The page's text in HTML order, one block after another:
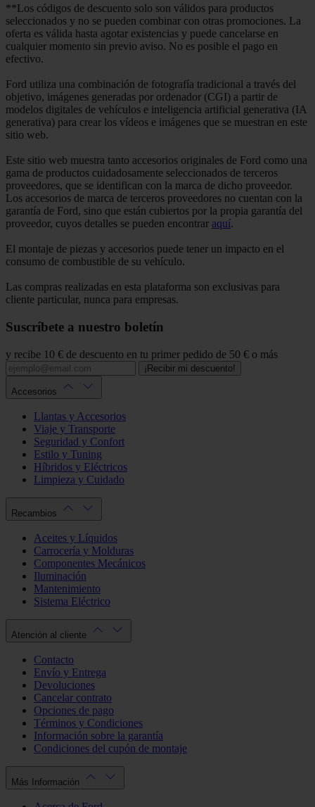
**Los códigos de descuento solo son válidos para productos
seleccionados y no se pueden combinar con otras promociones. La
oferta es válida hasta agotar existencias y puede cancelarse en
cualquier momento sin previo aviso. No es posible el pago en
efectivo.
Ford utiliza una combinación de fotografía tradicional a través del
objetivo, imágenes generadas por ordenador (CGI) a partir de
modelos digitales de vehículos e inteligencia artificial generativa (IA
generativa) para crear los vídeos e imágenes que se muestran en este
sitio web.
Este sitio web muestra tanto accesorios originales de Ford como una
gama de productos cuidadosamente seleccionados de terceros
proveedores, que se identifican con la marca de dicho proveedor.
Los accesorios de marca de terceros proveedores no cuentan con la
garantía de Ford, sino que están cubiertos por la propia garantía del
proveedor, cuyos detalles se pueden encontrar aquí.
El montaje de piezas y accesorios puede tener un impacto en el
consumo de combustible de su vehículo.
Las compras realizadas en esta plataforma son exclusivas para
cliente particular, nunca para empresas.
Suscríbete a nuestro boletín
y recibe 10 € de descuento en tu primer pedido de 50 € o más
¡Recibir mi descuento!
Accesorios
Llantas y Accesorios
Viaje y Transporte
Seguridad y Confort
Estilo y Tuning
Híbridos y Eléctricos
Limpieza y Cuidado
Recambios
Aceites y Líquidos
Carrocería y Molduras
Componentes Mecánicos
Iluminación
Mantenimiento
Sistema Eléctrico
Atención al cliente
Contacto
Envío y Entrega
Devoluciones
Cancelar contrato
Opciones de pago
Términos y Condiciones
Información sobre la garantía
Condiciones del cupón de montaje
Más Información